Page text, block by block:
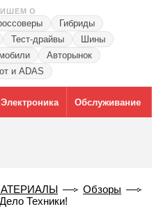
О
Гибриды
Тест-драйвы
Шины
Авторынок
и ADAS
Электроника Обслуживание
Обзоры
Техники!